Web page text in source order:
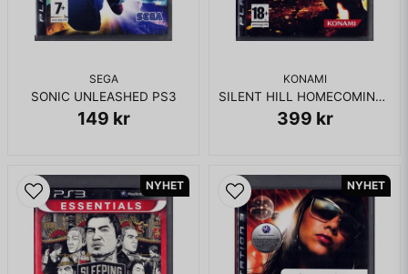
SEGA
SONIC UNLEASHED PS3
149 kr
KONAMI
SILENT HILL HOMECOMING PS3
399 kr
NYHET NYHET